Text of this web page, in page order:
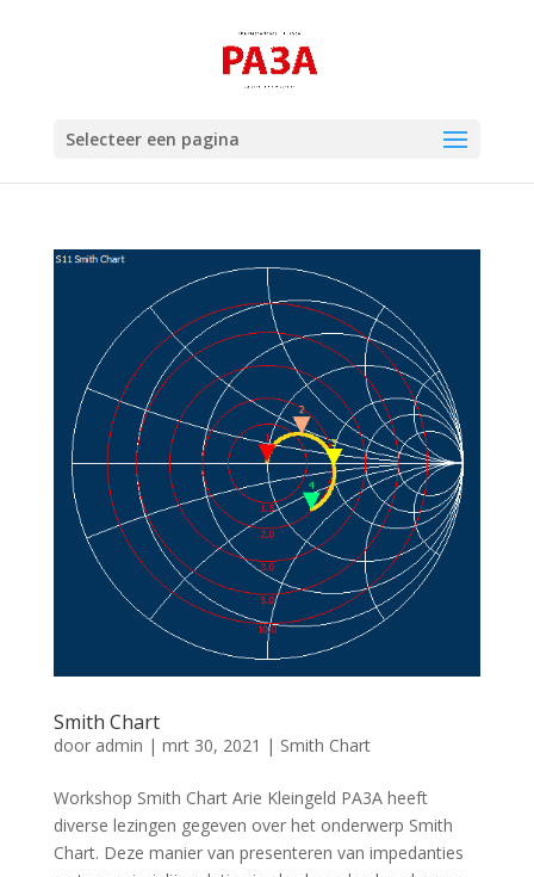
Selecteer een pagina
Smith Chart
door admin | mrt 30, 2021 | Smith Chart
Workshop Smith Chart Arie Kleingeld PA3A heeft
diverse lezingen gegeven over het onderwerp Smith
Chart. Deze manier van presenteren van impedanties